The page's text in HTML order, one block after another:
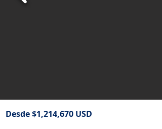
Desde $1,214,670 USD